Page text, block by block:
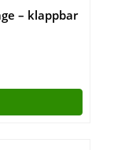
– klappbar